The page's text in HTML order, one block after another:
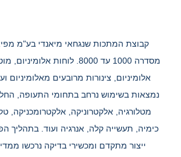
קבוצת המתכות שנגחאי מיאנדי בע"מ
מסדרה 1000 עד 8000. לוחות
אלומיניום, צינורות מרובעים מאלומיניום
נמצאות בשימוש נרחב בתחומי התעופה,
מטלורגיה, אלקטרוניקה, אלקטרומכניקה,
כימיה, תעשייה קלה, אנרגיה ועוד. בתהליך
ייצור מתקדם ומכשירי בדיקה נרכשו